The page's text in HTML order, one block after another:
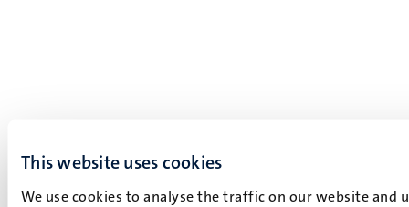
This website uses cookies
We use cookies to analyse the traffic on our website and